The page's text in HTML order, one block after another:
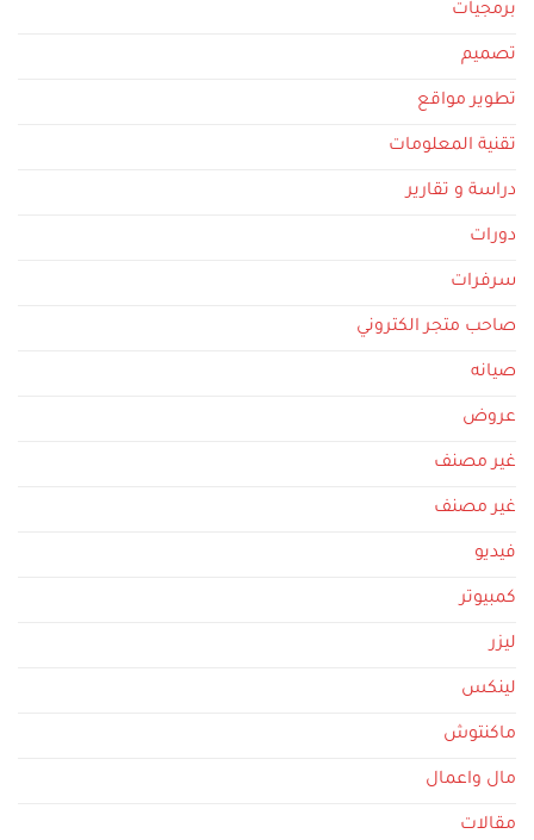
برمجيات
تصميم
تطوير مواقع
تقنية المعلومات
دراسة و تقارير
دورات
سرفرات
صاحب متجر الكتروني
صيانه
عروض
غير مصنف
غير مصنف
فيديو
كمبيوتر
ليزر
لينكس
ماكنتوش
مال واعمال
مقالات